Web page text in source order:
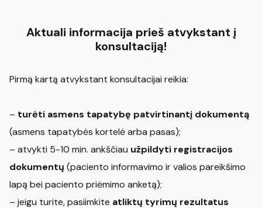
Aktuali informacija prieš atvykstant į
konsultaciją!
Pirmą kartą atvykstant konsultacijai reikia:
– turėti asmens tapatybę patvirtinantį dokumentą
(asmens tapatybės kortelė arba pasas);
– atvykti 5-10 min. ankščiau užpildyti registracijos
dokumentų (paciento informavimo ir valios pareikšimo
lapą bei paciento priėmimo anketą);
– jeigu turite, pasiimkite atliktų tyrimų rezultatus